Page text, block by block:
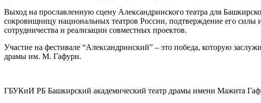
Выход на прославленную сцену Александринского театра для
сокровищницу национальных театров России, подтверждение его силы
сотрудничества и реализации совместных проектов.
Участие на фестивале “Александринский” – это победа, которую
драмы им. М. Гафури.
ГБУКиИ РБ Башкирский академический театр драмы имени Мажита